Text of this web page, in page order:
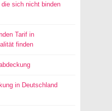
sich nicht binden
Tarif in
finden
in Deutschland